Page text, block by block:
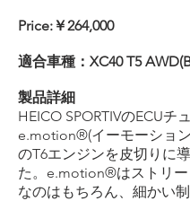
Price:￥264,000
適合車種：XC40 T5
製品詳細
HEICO SPORTIVのECUチ
e.motion®(イーモーショ
のT6エンジンを皮切りに
た。e.motion®はストリ
なのはもちろん、細かい